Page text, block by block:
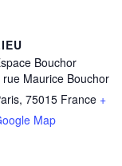
Bouchor
rue Maurice Bouchor
, 75015 France +
Map